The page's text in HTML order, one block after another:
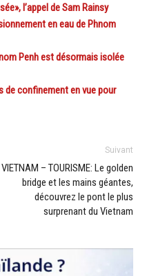
l’appel de Sam Rainsy
en eau de Phnom
Penh est désormais isolée
de confinement en vue pour
Suivant
VIETNAM – TOURISME: Le golden
bridge et les mains géantes,
découvrez le pont le plus
surprenant du Vietnam